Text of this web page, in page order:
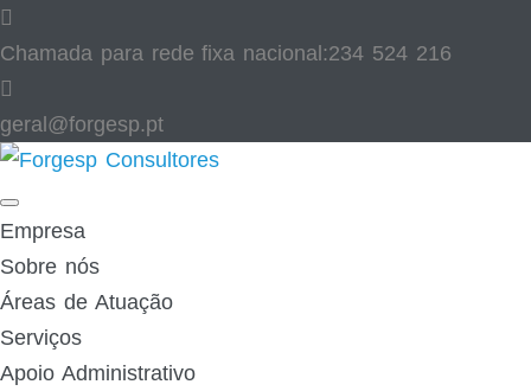
Skip
to
content
Chamada para rede fixa nacional:234 524 216
geral@forgesp.pt​
Facebook
Linked
In
Empresa
Sobre nós
Áreas de Atuação
Serviços
Apoio Administrativo